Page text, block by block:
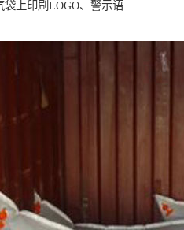
上印刷LOGO、警示语